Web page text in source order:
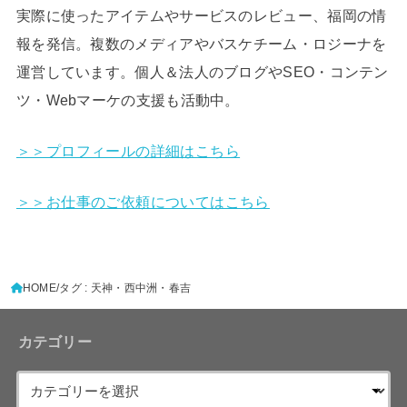
実際に使ったアイテムやサービスのレビュー、福岡の情
報を発信。複数のメディアやバスケチーム・ロジーナを
運営しています。個人＆法人のブログやSEO・コンテン
ツ・Webマーケの支援も活動中。
＞＞プロフィールの詳細はこちら
＞＞お仕事のご依頼についてはこちら
HOME タグ : 天神・西中洲・春吉
カテゴリー